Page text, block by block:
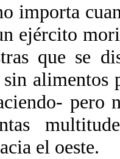
importa
ejército
que se
sin
pero
el oeste.